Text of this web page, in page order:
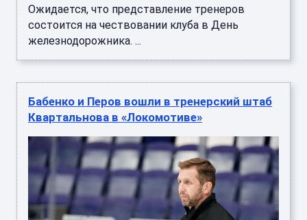
Ожидается, что представление тренеров
состоится на чествовании клуба в День
железнодорожника. ...
Бабенко и Перов вошли в тренерский штаб
Квартальнова в «Локомотиве»